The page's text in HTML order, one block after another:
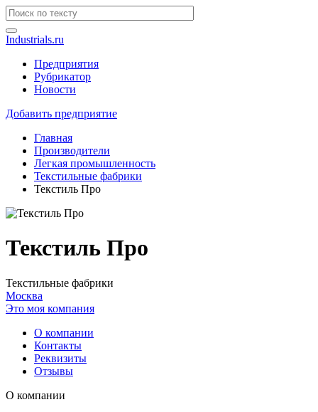
Industrials.ru
Предприятия
Рубрикатор
Новости
Добавить предприятие
Главная
Производители
Легкая промышленность
Текстильные фабрики
Текстиль Про
Текстиль Про
Текстильные фабрики
Москва
Это моя компания
О компании
Контакты
Реквизиты
Отзывы
О компании